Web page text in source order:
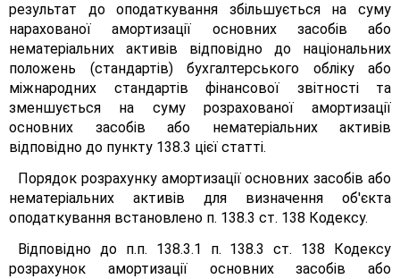
результат до оподаткування збільшується на суму
нарахованої амортизації основних засобів або
нематеріальних активів відповідно до національних
положень (стандартів) бухгалтерського обліку або
міжнародних стандартів фінансової звітності та
зменшується на суму розрахованої амортизації
основних засобів або нематеріальних активів
відповідно до пункту 138.3 цієї статті.
Порядок розрахунку амортизації основних засобів або
нематеріальних активів для визначення об'єкта
оподаткування встановлено п. 138.3 ст. 138 Кодексу.
Відповідно до п.п. 138.3.1 п. 138.3 ст. 138 Кодексу
розрахунок амортизації основних засобів або